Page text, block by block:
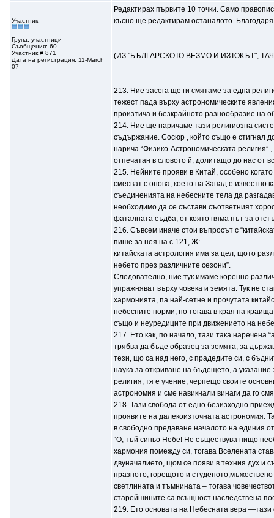
Участник
Група: участници
Съобщения: 60
Участник # 871
Дата на регистрация: 11-March
07
Редактирах първите 10 точки. Само
късно ще редактирам останалото.
(ИЗ "БЪЛГАРСКОТО ВЕЗМО И ИЗТОКЪТ",
213. Ние засега ще ги смятаме за една
тежест пада върху астрономическите
произтича и безкрайното разнообразие на
214. Ние ще наричаме тази религиозна
съдържание. Сосюр , който също е стигнал
нарича “Физико-Астрономическата
отпечатан в словото й, долитащо до нас от
215. Нейните прояви в Китай, особено
смесват с онова, което на Запад е известно
съединенията на небесните тела да
необходимо да се състави съответният
фаталната съдба, от която няма път за
216. Съвсем иначе стои въпросът с
пише за нея на с 121, Ж:
китайската астрология има за цел, щото
небето през различните сезони”.
Следователно, ние тук имаме коренно
упражняват върху човека и земята. Тук не
хармонията, па най-сетне и прочутата
небесните норми, но тогава в края на
също и неуредиците при движението на
217. Ето как, по начало, тази така наречена
трябва да бъде образец за земята, за
тези, що са над него, с прадедите си, с
наука за откриване на бъдещето, а
религия, тя е учение, черпещо своите
астрономия и сме навикнали винаги да го
218. Тази свобода от едно безизходно
проявите на далекоизточната астрономия.
в свободно предаване началото на единия
“О, тъй синьо Небе! Не съществува нищо
хармония помежду си, тогава Вселената
двуначалието, щом се появи в техния дух и
празното, горещото и
светлината и тъмнината – тогава
старейшините са всъщност наследствена
219. Ето основата на Небесната вера —тази